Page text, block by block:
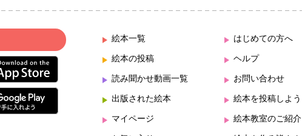
絵本一覧
絵本の投稿
読み聞かせ動画一覧
出版された絵本
マイページ
はじめての方へ
ヘルプ
お問い合わせ
絵本を投稿しよう
絵本教室のご紹介